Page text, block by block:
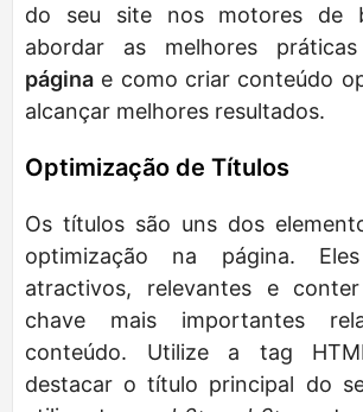
do seu site nos motores de
abordar as melhores
página e como criar conteúdo
alcançar melhores resultados.
Optimização de Títulos
Os títulos são uns dos
optimização na página.
atractivos, relevantes e
chave mais importantes
conteúdo. Utilize a tag
destacar o título principal do